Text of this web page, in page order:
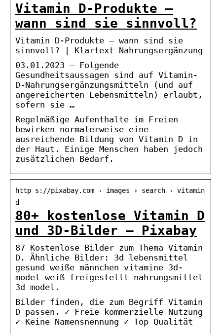
Vitamin D-Produkte –
wann sind sie sinnvoll?
Vitamin D-Produkte – wann sind sie
sinnvoll? | Klartext Nahrungsergänzung
03.01.2023 — Folgende
Gesundheitsaussagen sind auf Vitamin-
D-Nahrungsergänzungsmitteln (und auf
angereicherten Lebensmitteln) erlaubt,
sofern sie …
Regelmäßige Aufenthalte im Freien
bewirken normalerweise eine
ausreichende Bildung von Vitamin D in
der Haut. Einige Menschen haben jedoch
zusätzlichen Bedarf.
http s://pixabay.com › images › search › vitamin
d
80+ kostenlose Vitamin D
und 3D-Bilder – Pixabay
87 Kostenlose Bilder zum Thema Vitamin
D. Ähnliche Bilder: 3d lebensmittel
gesund weiße männchen vitamine 3d-
model weiß freigestellt nahrungsmittel
3d model.
Bilder finden, die zum Begriff Vitamin
D passen. ✓ Freie kommerzielle Nutzung
✓ Keine Namensnennung ✓ Top Qualität